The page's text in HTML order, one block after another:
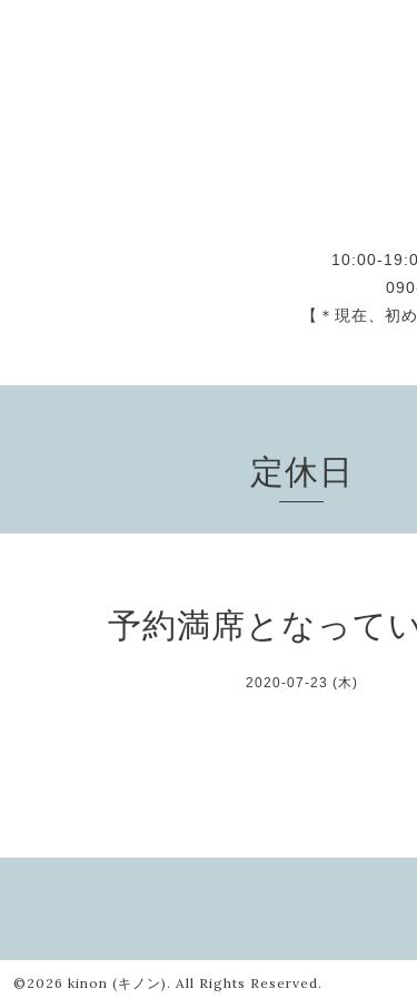
10:00-
【＊現在、初
定休日
予約満席となって
2020-07-23 (木)
©2026 kinon (キノン) . All Rights Reserved.